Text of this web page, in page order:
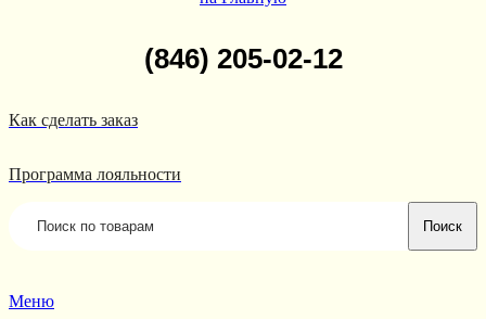
(846) 205-02-12
Как сделать заказ
Программа лояльности
Меню